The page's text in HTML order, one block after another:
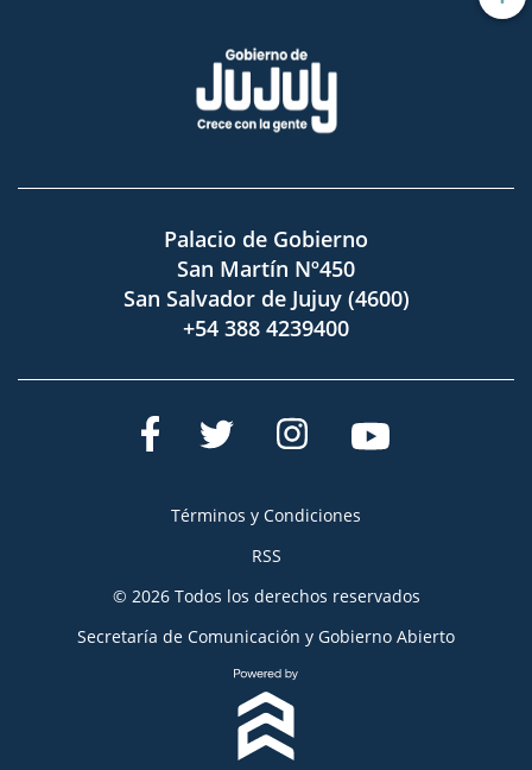
Palacio de Gobierno
San Martín Nº450
San Salvador de Jujuy (4600)
+54 388 4239400
Términos y Condiciones
RSS
© 2026 Todos los derechos reservados
Secretaría de Comunicación y Gobierno Abierto